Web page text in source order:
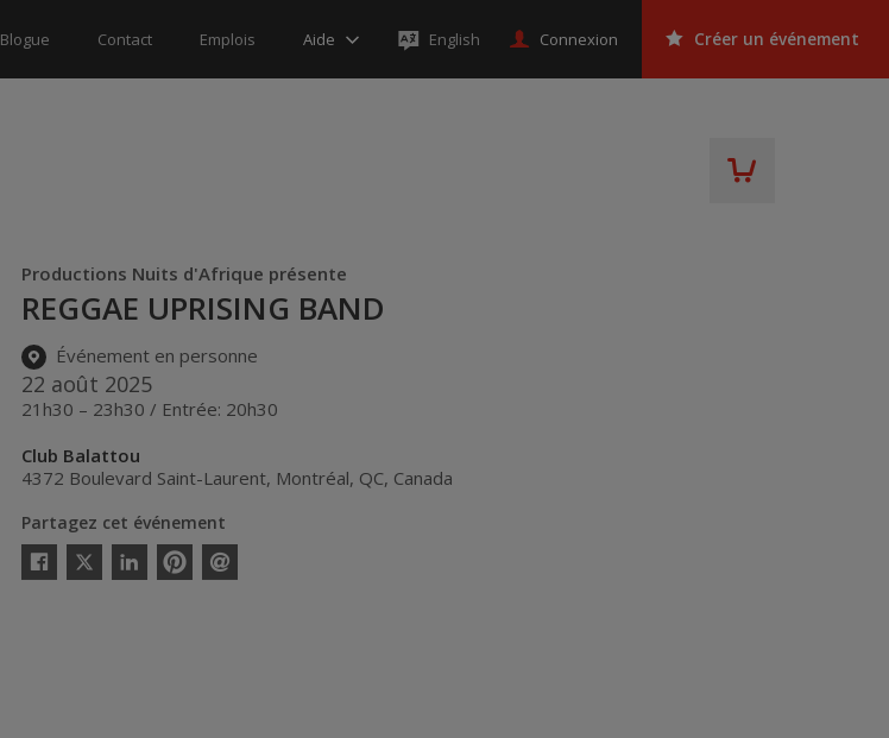
Blogue Contact Emplois Aide English Connexion Créer un événement
Productions Nuits d'Afrique présente
REGGAE UPRISING BAND
Événement en personne
22 août 2025
21h30 – 23h30 / Entrée: 20h30
Club Balattou
4372 Boulevard Saint-Laurent, Montréal, QC, Canada
Partagez cet événement
Facebook
Twitter
LinkedinPinterestEnvoyer